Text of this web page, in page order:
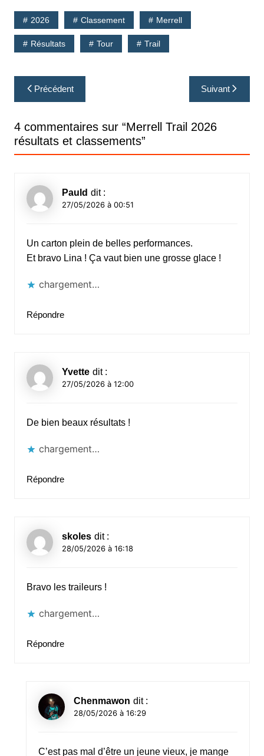
2026 Classement Merrell
Résultats Tour Trail
Navigation
de
l’article
Précédent Suivant
4 commentaires sur “Merrell Trail 2026
résultats et classements”
Pauld dit :
27/05/2026 à 00:51
Un carton plein de belles performances.
Et bravo Lina ! Ça vaut bien une grosse glace !
chargement…
Répondre
Yvette dit :
27/05/2026 à 12:00
De bien beaux résultats !
chargement…
Répondre
skoles dit :
28/05/2026 à 16:18
Bravo les traileurs !
chargement…
Répondre
Chenmawon dit :
28/05/2026 à 16:29
C’est pas mal d’être un jeune vieux, je mange